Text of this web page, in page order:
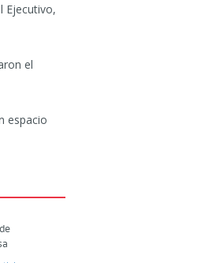
Ejecutivo,
el
espacio